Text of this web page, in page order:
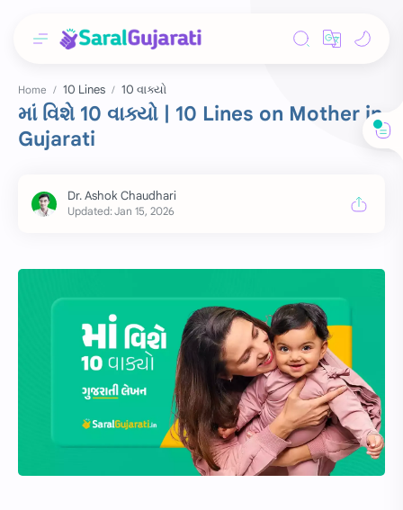
Home 10 Lines 10 વાક્યો
માં વિશે 10 વાક્યો | 10 Lines on Mother in
Gujarati